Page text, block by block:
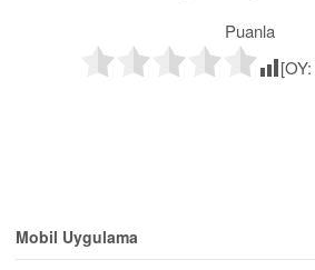
Puanla
[OY:
Mobil Uygulama